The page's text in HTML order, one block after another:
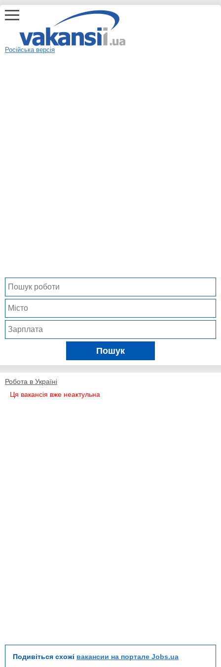
Російська версія
Пошук
Робота в Україні
Ця вакансія вже неактульна
Подивіться схожі вакансии на портале Jobs.ua